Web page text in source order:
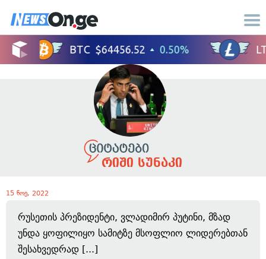
რიში სუნაკი
15 ნოე, 2022
რუსეთის პრეზიდენტი, ვლადიმირ პუტინი, მზად
უნდა ყოფილიყო სამიტზე მსოფლიო ლიდერებთან
შესახვედრად [...]